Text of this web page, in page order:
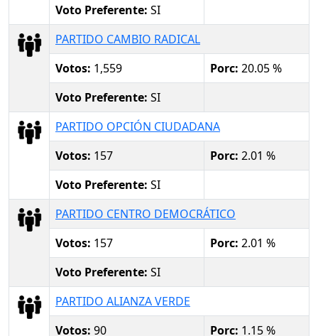
Voto Preferente: SI
PARTIDO CAMBIO RADICAL
Votos: 1,559 Porc: 20.05 %
Voto Preferente: SI
PARTIDO OPCIÓN CIUDADANA
Votos: 157 Porc: 2.01 %
Voto Preferente: SI
PARTIDO CENTRO DEMOCRÁTICO
Votos: 157 Porc: 2.01 %
Voto Preferente: SI
PARTIDO ALIANZA VERDE
Votos: 90 Porc: 1.15 %